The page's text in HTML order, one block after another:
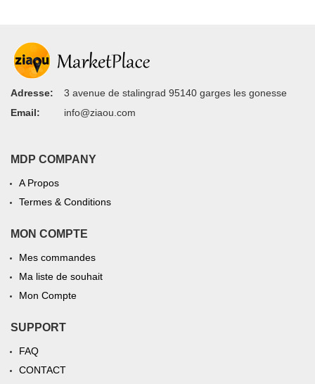
Adresse:
3 avenue de stalingrad 95140 garges les gonesse
Email:
info@ziaou.com
MDP COMPANY
A Propos
Termes & Conditions
MON COMPTE
Mes commandes
Ma liste de souhait
Mon Compte
SUPPORT
FAQ
CONTACT